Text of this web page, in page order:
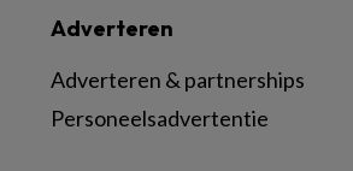
Adverteren
Adverteren & partnerships
Personeelsadvertentie